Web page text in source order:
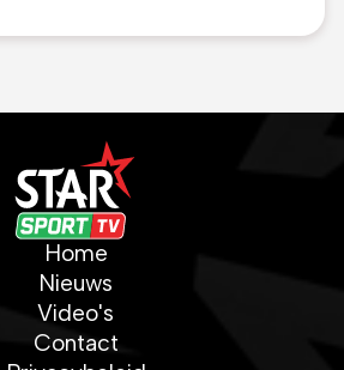
promovendus Cambuur
Home
Nieuws
Video's
Contact